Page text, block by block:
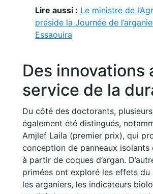
Lire aussi : Le ministre de
préside la Journée de
Essaouira
Des innovations
service de la
Du côté des doctorants,
également été distingués,
Amjlef Laila (premier prix), qui
conception de panneaux isolants
à partir de coques d’argan.
primées ont exploré les effets du
les arganiers, les indicateurs